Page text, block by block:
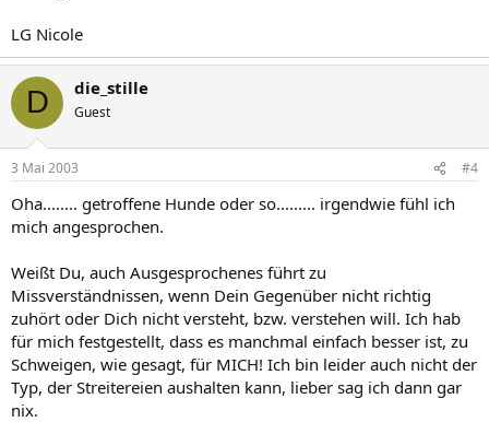
LG Nicole
D die_stille
Guest
3 Mai 2003 #4
Oha........ getroffene Hunde oder so......... irgendwie fühl ich
mich angesprochen.
Weißt Du, auch Ausgesprochenes führt zu
Missverständnissen, wenn Dein Gegenüber nicht richtig
zuhört oder Dich nicht versteht, bzw. verstehen will. Ich hab
für mich festgestellt, dass es manchmal einfach besser ist, zu
Schweigen, wie gesagt, für MICH! Ich bin leider auch nicht der
Typ, der Streitereien aushalten kann, lieber sag ich dann gar
nix.